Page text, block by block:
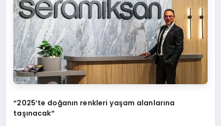
“2025’te doğanın renkleri yaşam alanlarına
taşınacak”